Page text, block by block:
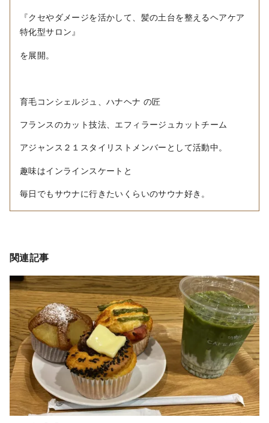
『クセやダメージを活かして、髪の土台を整えるヘアケア
特化型サロン』
を展開。
育毛コンシェルジュ、ハナヘナ の匠
フランスのカット技法、エフィラージュカットチーム
アジャンス２１スタイリストメンバーとして活動中。
趣味はインラインスケートと
毎日でもサウナに行きたいくらいのサウナ好き。
関連記事